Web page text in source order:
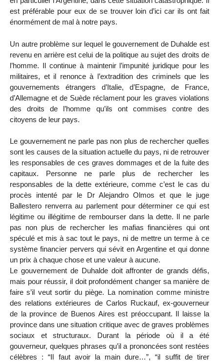
est préférable pour eux de se trouver loin d’ici car ils ont fait
énormément de mal à notre pays.
Un autre problème sur lequel le gouvernement de Duhalde est
revenu en arrière est celui de la politique au sujet des droits de
l’homme. Il continue à maintenir l’impunité juridique pour les
militaires, et il renonce à l’extradition des criminels que les
gouvernements étrangers d’Italie, d’Espagne, de France,
d’Allemagne et de Suède réclament pour les graves violations
des droits de l’homme qu’ils ont commises contre des
citoyens de leur pays.
Le gouvernement ne parle pas non plus de rechercher quelles
sont les causes de la situation actuelle du pays, ni de retrouver
les responsables de ces graves dommages et de la fuite des
capitaux. Personne ne parle plus de rechercher les
responsables de la dette extérieure, comme c’est le cas du
procès intenté par le Dr Alejandro Olmos et que le juge
Ballestero renverra au parlement pour déterminer ce qui est
légitime ou illégitime de rembourser dans la dette. Il ne parle
pas non plus de rechercher les mafias financières qui ont
spéculé et mis à sac tout le pays, ni de mettre un terme à ce
système financier pervers qui sévit en Argentine et qui donne
un prix à chaque chose et une valeur à aucune.
Le gouvernement de Duhalde doit affronter de grands défis,
mais pour réussir, il doit profondément changer sa manière de
faire s’il veut sortir du piège. La nomination comme ministre
des relations extérieures de Carlos Ruckauf, ex-gouverneur
de la province de Buenos Aires est préoccupant. Il laisse la
province dans une situation critique avec de graves problèmes
sociaux et structuraux. Durant la période où il a été
gouverneur, quelques phrases qu’il a prononcées sont restées
célèbres : “Il faut avoir la main dure…”, “il suffit de tirer